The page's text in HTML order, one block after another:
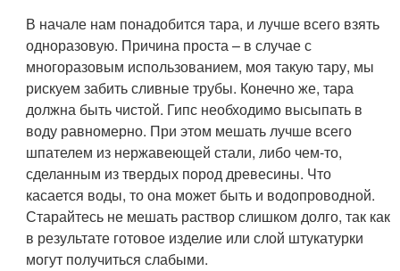
В начале нам понадобится тара, и лучше всего взять
одноразовую. Причина проста – в случае с
многоразовым использованием, моя такую тару, мы
рискуем забить сливные трубы. Конечно же, тара
должна быть чистой. Гипс необходимо высыпать в
воду равномерно. При этом мешать лучше всего
шпателем из нержавеющей стали, либо чем-то,
сделанным из твердых пород древесины. Что
касается воды, то она может быть и водопроводной.
Старайтесь не мешать раствор слишком долго, так как
в результате готовое изделие или слой штукатурки
могут получиться слабыми.